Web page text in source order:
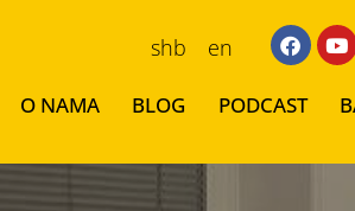
shb en
O NAMA BLOG PODCAST